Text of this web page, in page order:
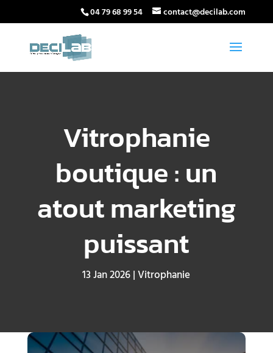
04 79 68 99 54 contact@decilab.com
Vitrophanie
boutique : un
atout marketing
puissant
13 Jan 2026|Vitrophanie